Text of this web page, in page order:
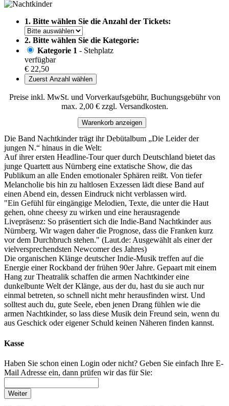
1. Bitte wählen Sie die Anzahl der Tickets:
2. Bitte wählen Sie die Kategorie:
Kategorie 1 - Stehplatz
verfügbar
€ 22,50
Zuerst Anzahl wählen
Preise inkl. MwSt. und Vorverkaufsgebühr, Buchungsgebühr von
max. 2,00 € zzgl. Versandkosten.
Warenkorb anzeigen
Die Band Nachtkinder trägt ihr Debütalbum „Die Leider der
jungen N.“ hinaus in die Welt:
Auf ihrer ersten Headline-Tour quer durch Deutschland bietet das
junge Quartett aus Nürnberg eine extatische Show, die das
Publikum an alle Enden emotionaler Sphären reißt. Von tiefer
Melancholie bis hin zu haltlosen Exzessen lädt diese Band auf
einen Abend ein, dessen Eindruck nicht verblassen wird.
"Ein Gefühl für eingängige Melodien, Texte, die unter die Haut
gehen, ohne cheesy zu wirken und eine herausragende
Livepräsenz: So präsentiert sich die Indie-Band Nachtkinder aus
Nürnberg. Wir wagen daher die Prognose, dass die Franken kurz
vor dem Durchbruch stehen." (Laut.de: Ausgewählt als einer der
vielversprechendsten Newcomer des Jahres)
Die organischen Klänge deutscher Indie-Musik treffen auf die
Energie einer Rockband der frühen 90er Jahre. Gepaart mit einem
Hang zur Theatralik schaffen die armen Nachtkinder eine
dunkelbunte Welt der Klänge, aus der du, hast du sie auch nur
einmal betreten, so schnell nicht mehr herausfinden wirst. Und
solltest auch du, gute Seele, eben jenen Drang fühlen wie die
armen Nachtkinder, so lass diese Musik dein Freund sein, wenn du
aus Geschick oder eigener Schuld keinen Näheren finden kannst.
Kasse
Haben Sie schon einen Login oder nicht? Geben Sie einfach Ihre E-
Mail Adresse ein, dann prüfen wir das für Sie:
Weiter